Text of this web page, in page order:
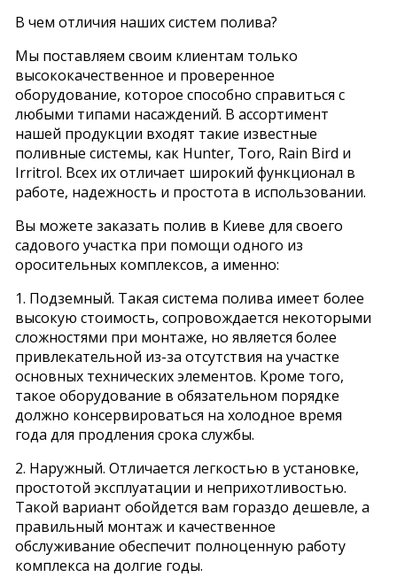
В чем отличия наших систем полива?
Мы поставляем своим клиентам только
высококачественное и проверенное
оборудование, которое способно справиться с
любыми типами насаждений. В ассортимент
нашей продукции входят такие известные
поливные системы, как Hunter, Toro, Rain Bird и
Irritrol. Всех их отличает широкий функционал в
работе, надежность и простота в использовании.
Вы можете заказать полив в Киеве для своего
садового участка при помощи одного из
оросительных комплексов, а именно:
1. Подземный. Такая система полива имеет более
высокую стоимость, сопровождается некоторыми
сложностями при монтаже, но является более
привлекательной из-за отсутствия на участке
основных технических элементов. Кроме того,
такое оборудование в обязательном порядке
должно консервироваться на холодное время
года для продления срока службы.
2. Наружный. Отличается легкостью в установке,
простотой эксплуатации и неприхотливостью.
Такой вариант обойдется вам гораздо дешевле, а
правильный монтаж и качественное
обслуживание обеспечит полноценную работу
комплекса на долгие годы.